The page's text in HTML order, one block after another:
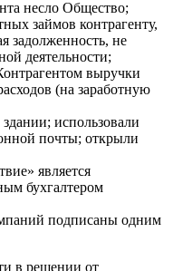
несло Общество;
займов контрагенту,
задолженность, не
деятельности;
выручки
(на заработную
использовали
почты; открыли
является
бухгалтером
подписаны одним
в решении от